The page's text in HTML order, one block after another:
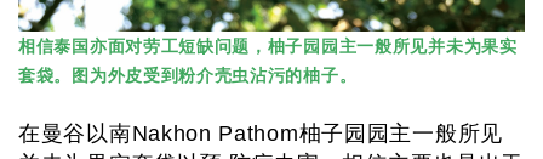
相信泰国亦面对劳工短缺问题，柚子园园主一般所见并未为果实
套袋。图为外皮受到粉介壳虫沾污的柚子。
在曼谷以南Nakhon Pathom柚子园园主一般所见